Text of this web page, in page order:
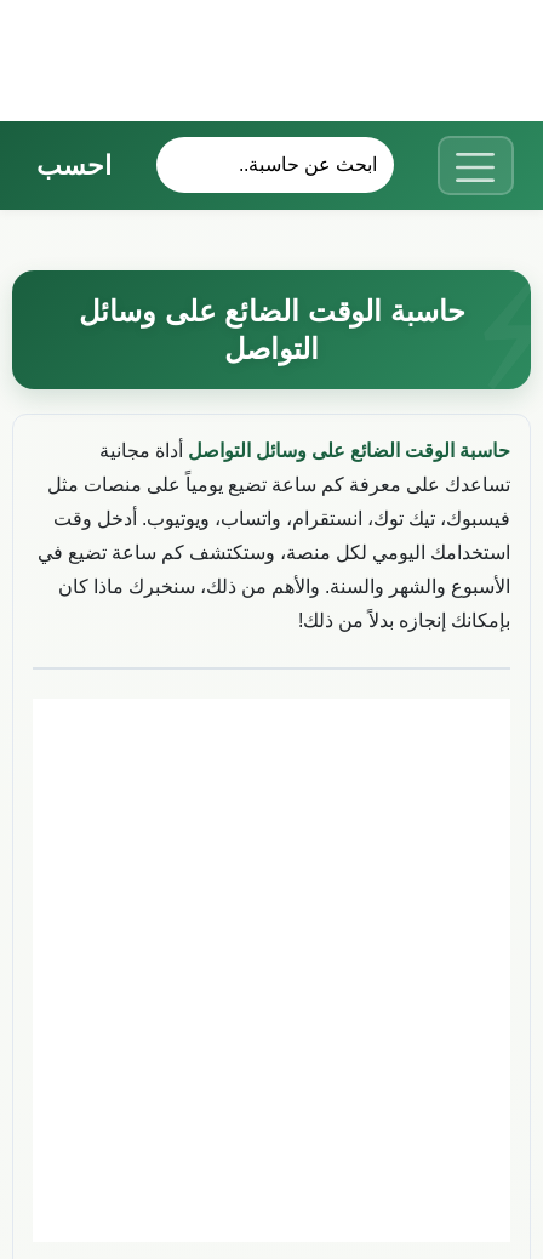
احسب
حاسبة الوقت الضائع على وسائل
التواصل
حاسبة الوقت الضائع على وسائل التواصل أداة مجانية
تساعدك على معرفة كم ساعة تضيع يومياً على منصات مثل
فيسبوك، تيك توك، انستقرام، واتساب، ويوتيوب. أدخل وقت
استخدامك اليومي لكل منصة، وستكتشف كم ساعة تضيع في
الأسبوع والشهر والسنة. والأهم من ذلك، سنخبرك ماذا كان
بإمكانك إنجازه بدلاً من ذلك!